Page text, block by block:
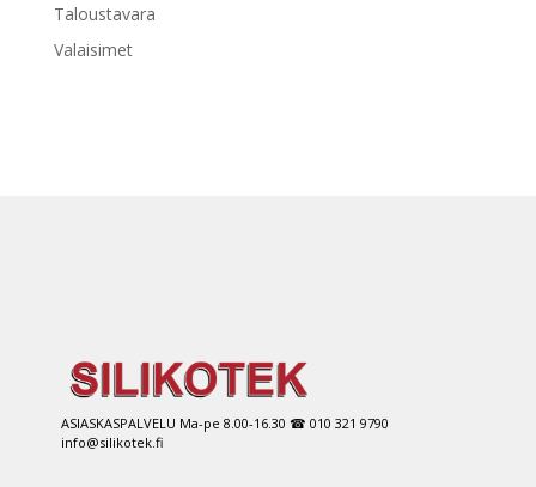
Taloustavara
Valaisimet
ASIASKASPALVELU Ma-pe 8.00-16.30 ☎ 010 321 9790
info@silikotek.fi